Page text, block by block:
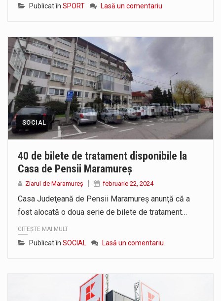
Publicat în SPORT Lasă un comentariu
SOCIAL
40 de bilete de tratament disponibile la
Casa de Pensii Maramureș
Ziarul de Maramureș februarie 22, 2024
Casa Judeţeană de Pensii Maramureş anunţă că a
fost alocată o doua serie de bilete de tratament…
CITEȘTE MAI MULT
Publicat în SOCIAL Lasă un comentariu